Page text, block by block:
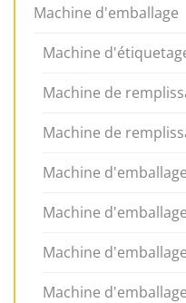
Machine d'emballage
Machine
Machine de
Machine de
Machine
Machine
Machine
Machine